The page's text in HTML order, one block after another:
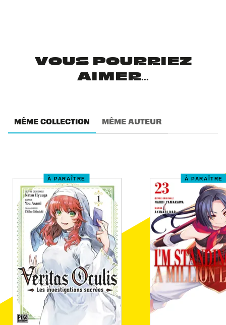
VOUS POURRIEZ
AIMER...
MÊME COLLECTION MÊME AUTEUR
À PARAÎTRE À PARAÎTRE